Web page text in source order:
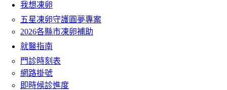
我想凍卵
五星凍卵守護圓夢專案
2026各縣市凍卵補助
就醫指南
門診時刻表
網路掛號
即時候診進度